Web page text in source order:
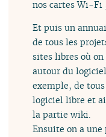
nos cartes Wi-Fi
Et puis un
de tous les
sites libres où
autour du
exemple, de
logiciel libre et
la partie wiki.
Ensuite on a